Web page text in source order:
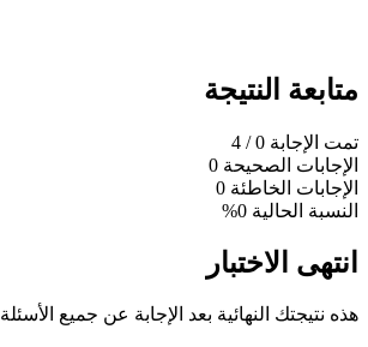
متابعة النتيجة
تمت الإجابة 0
/ 4
الإجابات الصحيحة 0
الإجابات الخاطئة 0
النسبة الحالية 0%
انتهى الاختبار
هذه نتيجتك النهائية بعد الإجابة عن جميع الأسئلة.